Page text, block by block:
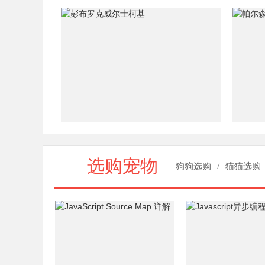
选购宠物 狗狗选购 / 猫猫选购